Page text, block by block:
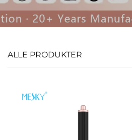
ALLE PRODUKTER